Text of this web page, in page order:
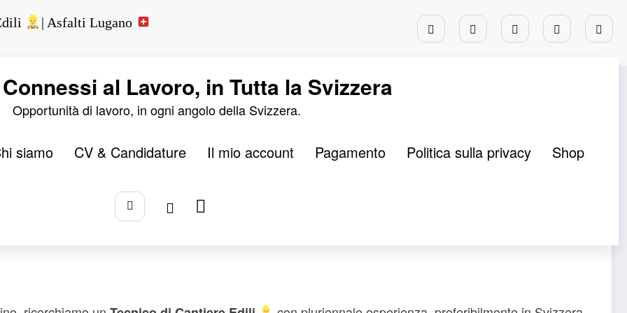
al Lavoro, in Tutta la Svizzera
Opportunità di lavoro, in ogni angolo della Svizzera.
siamo CV & Candidature Il mio account Pagamento Politica sulla privacy Shop
| Asfalti Lugano
0 Commenti
Edili | Asfalti Lugano